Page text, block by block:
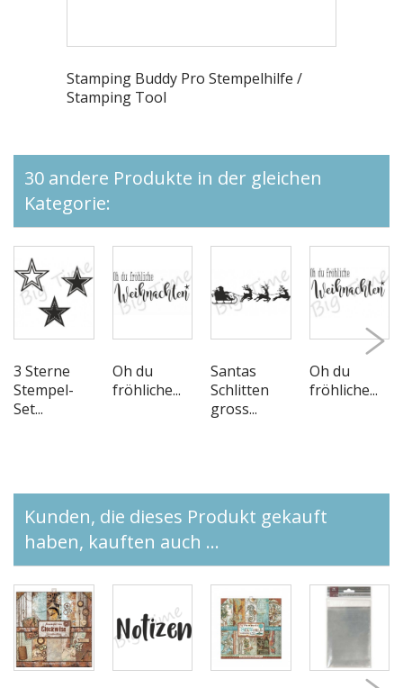
Stamping Buddy Pro Stempelhilfe /
Stamping Tool
30 andere Produkte in der gleichen
Kategorie:
3 Sterne
Stempel-
Set...
Oh du
fröhliche...
Santas
Schlitten
gross...
Oh du
fröhliche...
Kunden, die dieses Produkt gekauft
haben, kauften auch ...